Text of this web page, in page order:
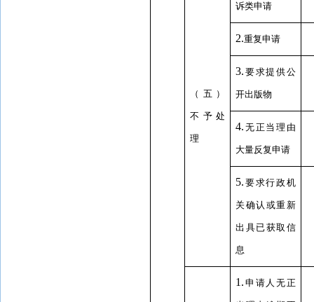
（五）
不予处
理
诉类申请
2.重复申请
3. 要求提供公
开出版物
4. 无正当理由
大量反复申请
5. 要求行政机
关确认或重新
出具已获取信
息
1. 申请人无正